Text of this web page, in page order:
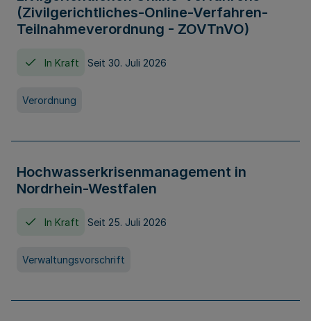
(Zivilgerichtliches-Online-Verfahren-
Teilnahmeverordnung - ZOVTnVO)
In Kraft Seit 30. Juli 2026
Verordnung
Hochwasserkrisenmanagement in
Nordrhein-Westfalen
In Kraft Seit 25. Juli 2026
Verwaltungsvorschrift